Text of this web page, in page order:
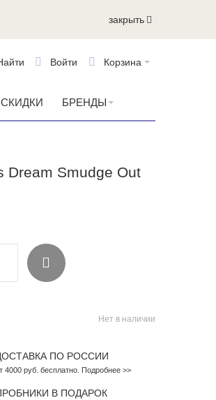
закрыть
Корзина
Войти
СКИДКИ БРЕНДЫ
Dream Smudge Out
Нет в наличии
ПО РОССИИ
4000 руб. бесплатно. Подробнее >>
В ПОДАРОК